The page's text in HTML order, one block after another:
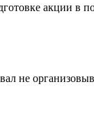
акции в
не